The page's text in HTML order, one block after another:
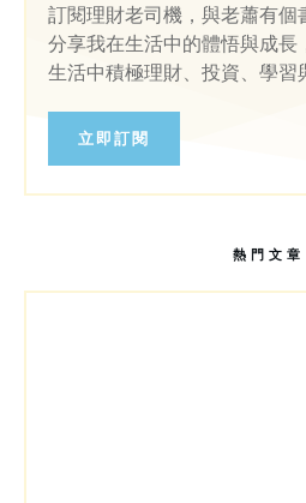
訂閱理財老司機，與老蕭有個
分享我在生活中的體悟與成長
生活中積極理財、投資、學習
立即訂閱
熱門文章